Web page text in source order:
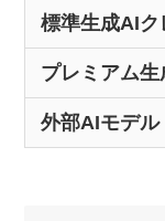
標準生成AIク
プレミアム生
外部AIモデル